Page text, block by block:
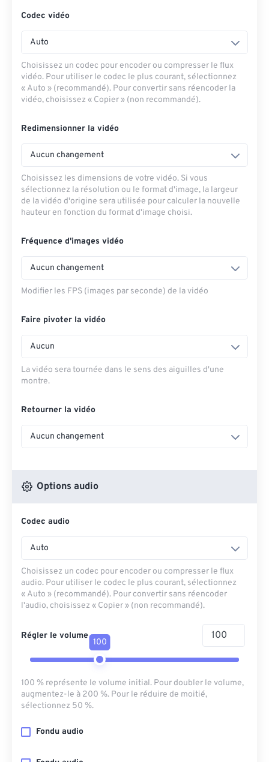
Codec vidéo
Auto
Choisissez un codec pour encoder ou compresser le flux
vidéo. Pour utiliser le codec le plus courant, sélectionnez
« Auto » (recommandé). Pour convertir sans réencoder la
vidéo, choisissez « Copier » (non recommandé).
Redimensionner la vidéo
Aucun changement
Choisissez les dimensions de votre vidéo. Si vous
sélectionnez la résolution ou le format d'image, la largeur
de la vidéo d'origine sera utilisée pour calculer la nouvelle
hauteur en fonction du format d'image choisi.
Fréquence d'images vidéo
Aucun changement
Modifier les FPS (images par seconde) de la vidéo
Faire pivoter la vidéo
Aucun
La vidéo sera tournée dans le sens des aiguilles d'une
montre.
Retourner la vidéo
Aucun changement
Options audio
Codec audio
Auto
Choisissez un codec pour encoder ou compresser le flux
audio. Pour utiliser le codec le plus courant, sélectionnez
« Auto » (recommandé). Pour convertir sans réencoder
l'audio, choisissez « Copier » (non recommandé).
Régler le volume
100
100 % représente le volume initial. Pour doubler le volume,
augmentez-le à 200 %. Pour le réduire de moitié,
sélectionnez 50 %.
Fondu audio